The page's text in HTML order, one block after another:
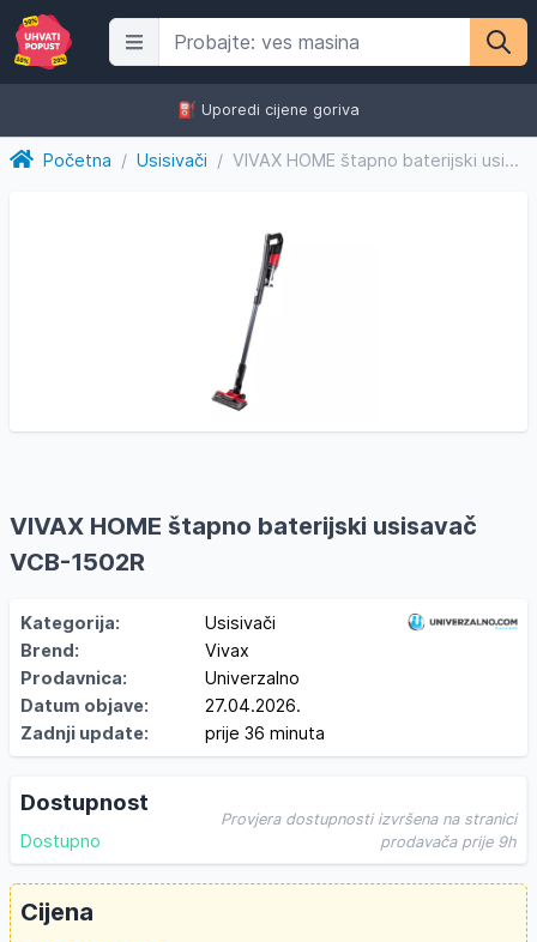
⛽️ Uporedi cijene goriva
Početna / Usisivači / VIVAX HOME štapno baterijski usisavač VCB-1502R
VIVAX HOME štapno baterijski usisavač
VCB-1502R
Kategorija:
Usisivači
Brend:
Vivax
Prodavnica:
Univerzalno
Datum objave:
27.04.2026.
Zadnji update:
prije 36 minuta
Dostupnost
Dostupno
Provjera dostupnosti izvršena na stranici
prodavača prije 9h
Cijena